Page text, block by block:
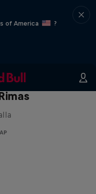
of America
?
Historia: